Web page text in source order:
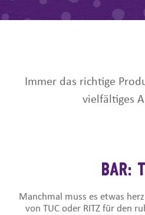
Immer das richtige
vielfältiges
BAR:
Manchmal muss es etwas
von TUC oder RITZ für den